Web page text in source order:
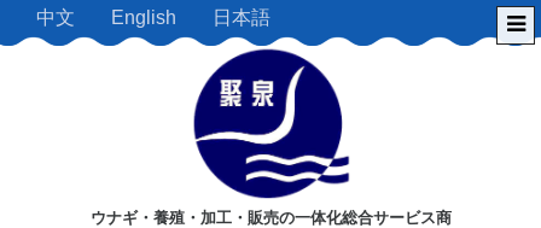
中文 English 日本語
ウナギ・養殖・加工・販売の一体化総合サービス商